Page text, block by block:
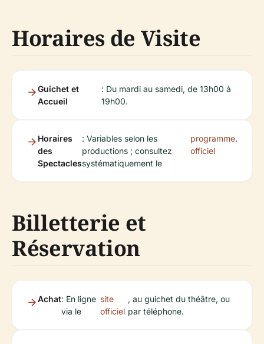
Horaires de Visite
Guichet et
Accueil
: Du mardi au samedi, de 13h00 à
19h00.
Horaires
des
Spectacles
: Variables selon les
productions ; consultez
systématiquement le
programme
officiel
.
Billetterie et
Réservation
Achat: En ligne
via le
site
officiel
, au guichet du théâtre, ou
par téléphone.